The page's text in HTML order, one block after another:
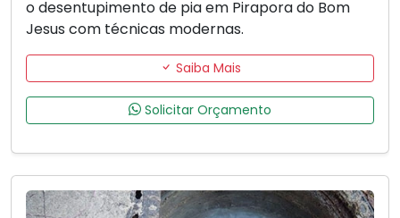
o desentupimento de pia em Pirapora do Bom
Jesus com técnicas modernas.
Saiba Mais
Solicitar Orçamento